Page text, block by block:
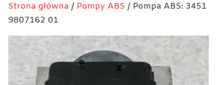
Strona główna / Pompy ABS / Pompa ABS: 3451
9807162 01